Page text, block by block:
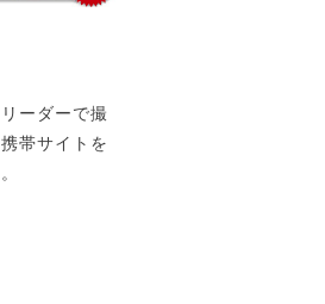
ーダーで撮
帯サイトを